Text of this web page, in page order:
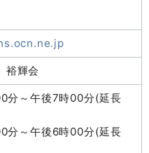
輝会
分～午後7時00分(延長
分～午後6時00分(延長